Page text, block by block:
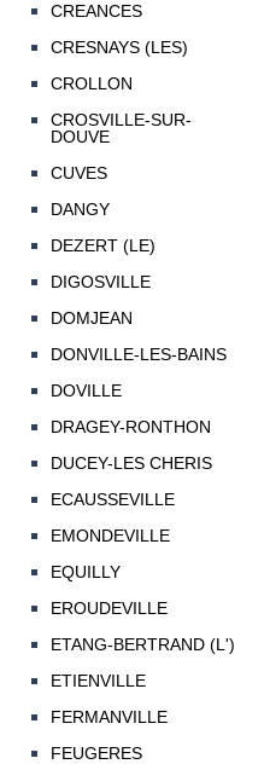
CREANCES
CRESNAYS (LES)
CROLLON
CROSVILLE-SUR-
DOUVE
CUVES
DANGY
DEZERT (LE)
DIGOSVILLE
DOMJEAN
DONVILLE-LES-BAINS
DOVILLE
DRAGEY-RONTHON
DUCEY-LES CHERIS
ECAUSSEVILLE
EMONDEVILLE
EQUILLY
EROUDEVILLE
ETANG-BERTRAND (L')
ETIENVILLE
FERMANVILLE
FEUGERES